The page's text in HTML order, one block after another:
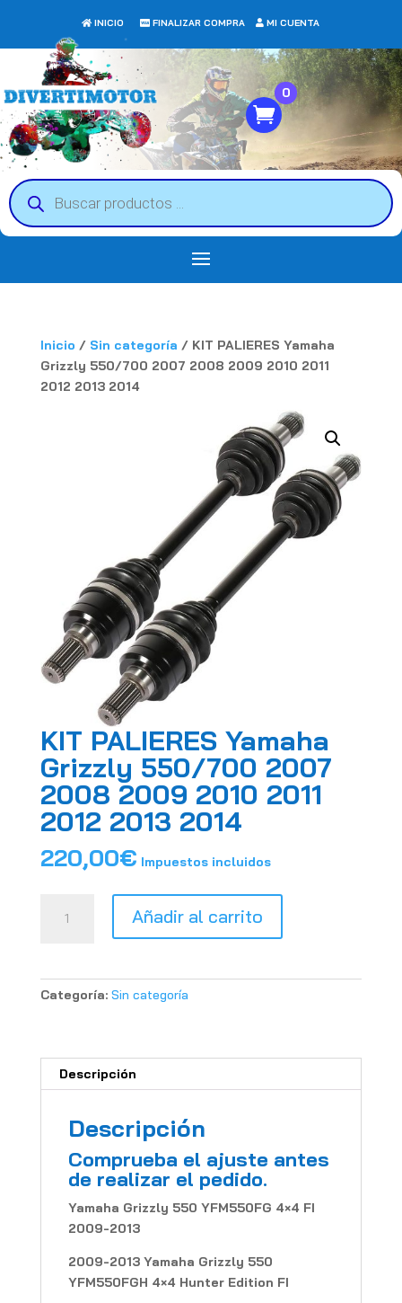
INICIO FINALIZAR COMPRA MI CUENTA
Búsqueda
de
productos
0
Inicio / Sin categoría / KIT PALIERES Yamaha
Grizzly 550/700 2007 2008 2009 2010 2011
2012 2013 2014
KIT PALIERES Yamaha
Grizzly 550/700 2007
2008 2009 2010 2011
2012 2013 2014
220,00€ Impuestos incluidos
PALIERES
550/700
2007
2010
2011
2014
cantidad
Añadir al carrito
Categoría: Sin categoría
Descripción
Descripción
Comprueba el ajuste antes
de realizar el pedido.
Yamaha Grizzly 550 YFM550FG 4×4 FI
2009-2013
2009-2013 Yamaha Grizzly 550
YFM550FGH 4×4 Hunter Edition FI